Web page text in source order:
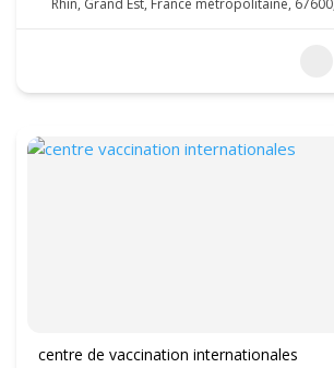
Rhin, Grand Est, France métropolitaine,
centre de vaccination internationales